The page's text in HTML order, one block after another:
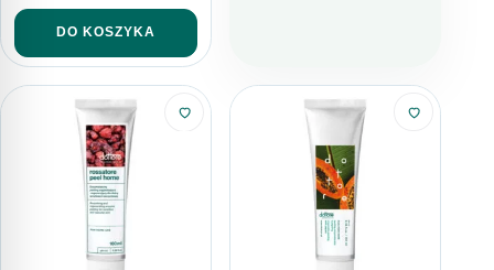
DO KOSZYKA